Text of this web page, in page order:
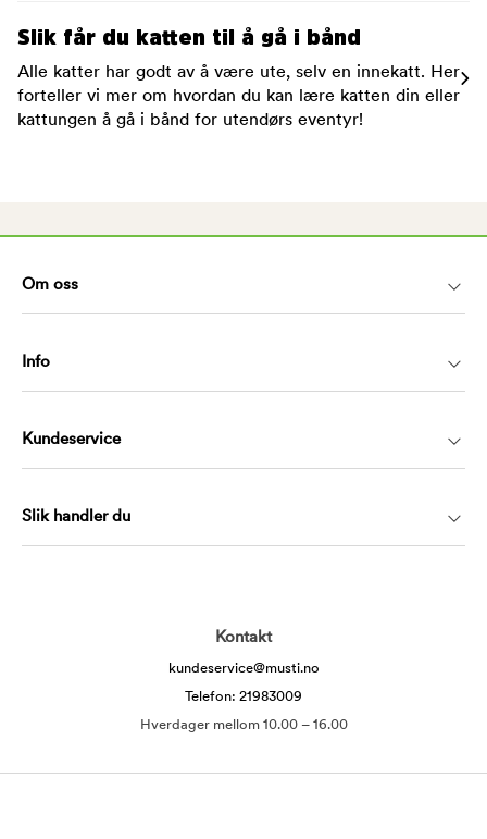
Slik får du katten til å gå i bånd
Alle katter har godt av å være ute, selv en innekatt. Her
forteller vi mer om hvordan du kan lære katten din eller
kattungen å gå i bånd for utendørs eventyr!
Om oss
Info
Kundeservice
Slik handler du
Kontakt
kundeservice@musti.no
Telefon: 21983009
Hverdager mellom 10.00 – 16.00